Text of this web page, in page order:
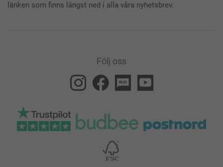
länken som finns längst ned i alla våra nyhetsbrev.
Följ oss